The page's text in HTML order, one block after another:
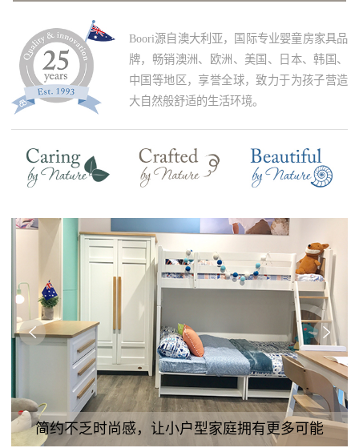
Boori源自澳大利亚，国际专业婴童房家具品
牌，畅销澳洲、欧洲、美国、日本、韩国、
中国等地区，享誉全球，致力于为孩子营造
大自然般舒适的生活环境。
简约不乏时尚感，让小户型家庭拥有更多可能